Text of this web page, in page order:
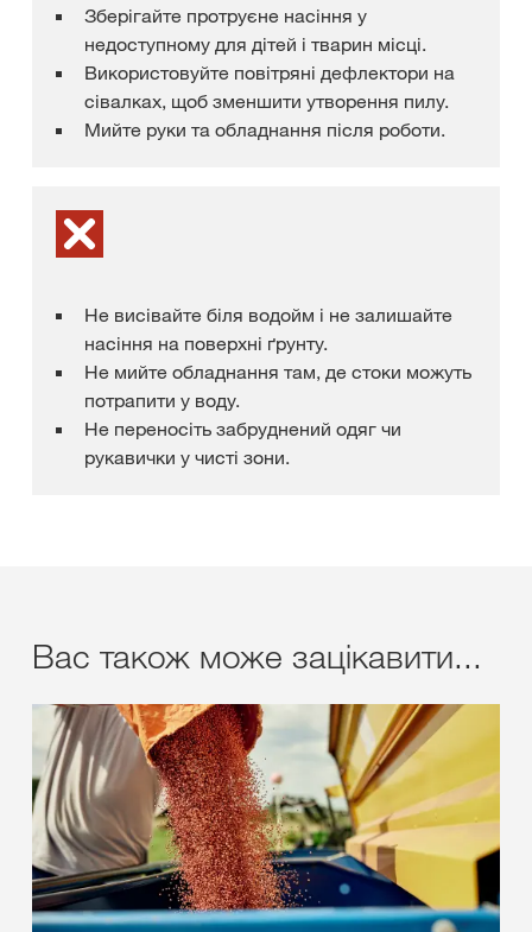
Зберігайте протруєне насіння у
недоступному для дітей і тварин місці.
Використовуйте повітряні дефлектори на
сівалках, щоб зменшити утворення пилу.
Мийте руки та обладнання після роботи.
Не висівайте біля водойм і не залишайте
насіння на поверхні ґрунту.
Не мийте обладнання там, де стоки можуть
потрапити у воду.
Не переносіть забруднений одяг чи
рукавички у чисті зони.
Вас також може зацікавити...